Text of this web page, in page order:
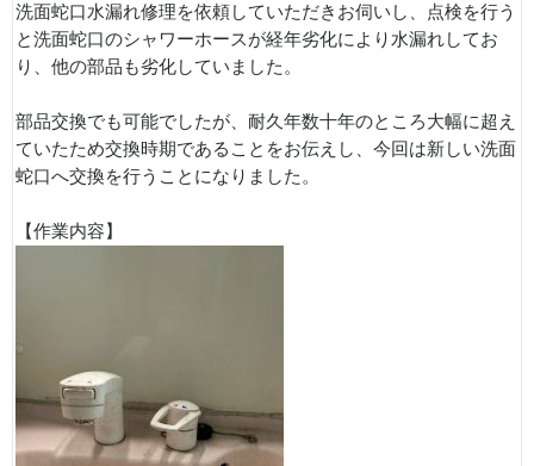
洗面蛇口水漏れ修理を依頼していただきお伺いし、点検を行う
と洗面蛇口のシャワーホースが経年劣化により水漏れしてお
り、他の部品も劣化していました。
部品交換でも可能でしたが、耐久年数十年のところ大幅に超え
ていたため交換時期であることをお伝えし、今回は新しい洗面
蛇口へ交換を行うことになりました。
【作業内容】